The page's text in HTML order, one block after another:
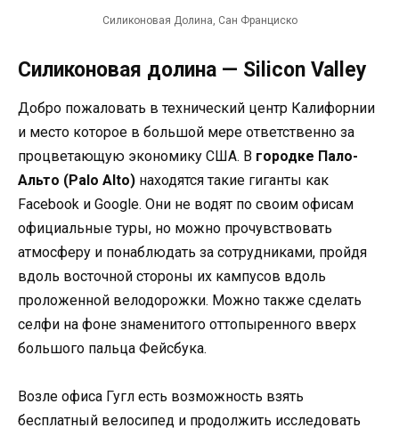
Силиконовая Долина, Сан Франциско
Силиконовая долина — Silicon Valley
Добро пожаловать в технический центр Калифорнии
и место которое в большой мере ответственно за
процветающую экономику США. В городке Пало-
Альто (Palo Alto) находятся такие гиганты как
Facebook и Google. Они не водят по своим офисам
официальные туры, но можно прочувствовать
атмосферу и понаблюдать за сотрудниками, пройдя
вдоль восточной стороны их кампусов вдоль
проложенной велодорожки. Можно также сделать
селфи на фоне знаменитого оттопыренного вверх
большого пальца Фейсбука.
Возле офиса Гугл есть возможность взять
бесплатный велосипед и продолжить исследовать